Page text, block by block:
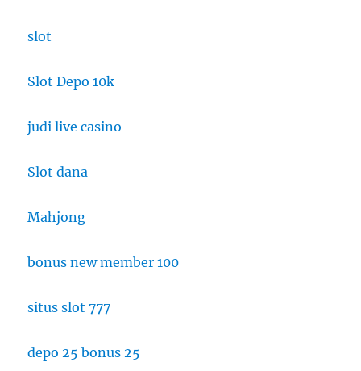
slot
Slot Depo 10k
judi live casino
Slot dana
Mahjong
bonus new member 100
situs slot 777
depo 25 bonus 25